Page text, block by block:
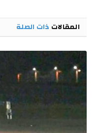
المقالات ذات الصلة